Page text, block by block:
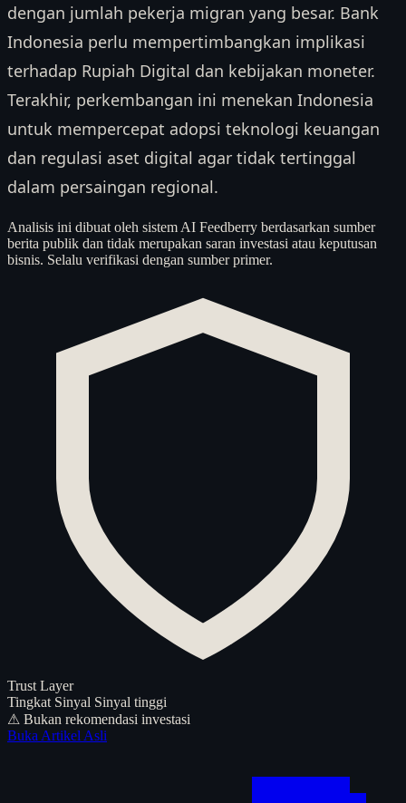
dengan jumlah pekerja migran yang besar. Bank
Indonesia perlu mempertimbangkan implikasi
terhadap Rupiah Digital dan kebijakan moneter.
Terakhir, perkembangan ini menekan Indonesia
untuk mempercepat adopsi teknologi keuangan
dan regulasi aset digital agar tidak tertinggal
dalam persaingan regional.
Analisis ini dibuat oleh sistem AI Feedberry berdasarkan sumber
berita publik dan tidak merupakan saran investasi atau keputusan
bisnis. Selalu verifikasi dengan sumber primer.
Trust Layer
Tingkat Sinyal Sinyal tinggi
⚠ Bukan rekomendasi investasi
Buka Artikel Asli